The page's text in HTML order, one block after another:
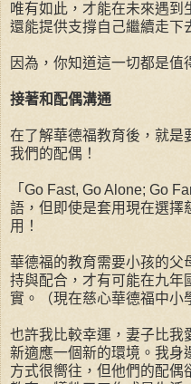
唯有如此，才能在未來遇到
還能提供支撐自己繼續走下
因為，你知道這一切都是值
接著和配偶溝通
在了解華德福教育後，就是
我們的配偶！
「Go Fast, Go Alone; Go
語，但即使是套用現在選擇
用！
華德福的教育需要小孩的父
持與配合，才有可能在九年
實。（現在慈心華德福中小
也許我比較幸運，妻子比我
新適應一個新的環境。我身
方式很嚮往，但他們的配偶